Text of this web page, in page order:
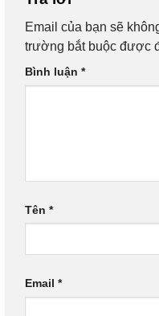
Email của bạn sẽ
trường bắt buộc được
Bình luận *
Tên *
Email *